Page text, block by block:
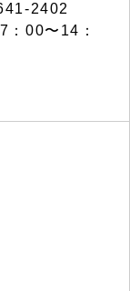
2402
00〜14：